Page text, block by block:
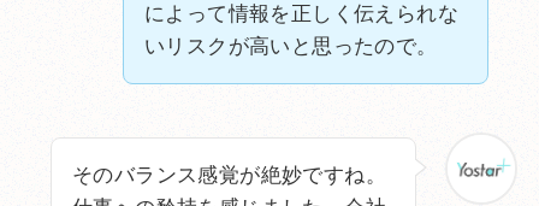
によって情報を正しく伝えられな
いリスクが高いと思ったので。
そのバランス感覚が絶妙ですね。